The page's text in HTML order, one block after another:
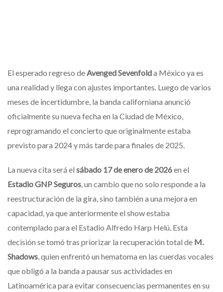
El esperado regreso deAvenged Sevenfolda México ya es
una realidad y llega con ajustes importantes. Luego de varios
meses de incertidumbre, la banda californiana anunció
oficialmente su nueva fecha en la Ciudad de México,
reprogramando el concierto que originalmente estaba
previsto para 2024 y más tarde para finales de 2025.
La nueva cita será el sábado 17 de enero de 2026en el
Estadio GNP Seguros, un cambio que no solo responde a la
reestructuración de la gira, sino también a una mejora en
capacidad, ya que anteriormente el show estaba
contemplado para el Estadio Alfredo Harp Helú. Esta
decisión se tomó tras priorizar la recuperación total de M.
Shadows, quien enfrentó un hematoma en las cuerdas vocales
que obligó a la banda a pausar sus actividades en
Latinoamérica para evitar consecuencias permanentes en su